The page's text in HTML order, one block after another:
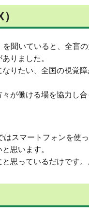
聞いていると、全盲
りました。
りたい、全国の視覚
が働ける場を協力し
スマートフォンを使
思います。
思っているだけです。